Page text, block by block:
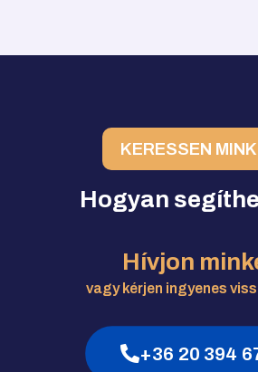
KERESSEN
Hogyan
Hívjon
vagy kérjen ingyenes
+36 20 394